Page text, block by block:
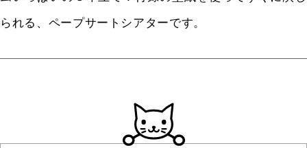
られる、ペープサートシアターです。